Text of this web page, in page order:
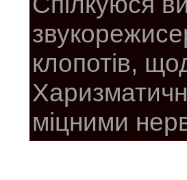
клопотів,
міцними